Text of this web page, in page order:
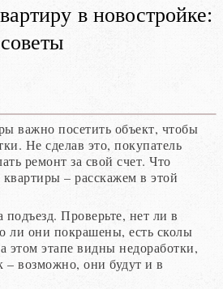
в новостройке:
важно посетить объект, чтобы
Не сделав это, покупатель
ремонт за свой счет. Что
– расскажем в этой
Проверьте, нет ли в
ли они покрашены, есть сколы
этом этапе видны недоработки,
– возможно, они будут и в